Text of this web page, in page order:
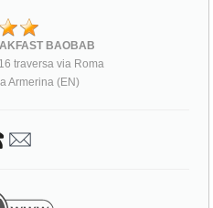
BAOBAB
traversa via Roma
Armerina (EN)